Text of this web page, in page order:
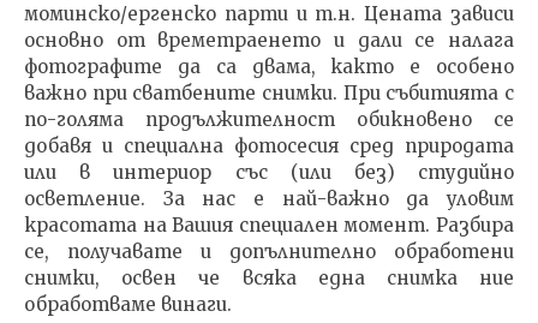
NOW VIEWING
ФОТОЗАСНЕМАНЕ
СПЕЦИАЛЕН ДЕН
25.04.2016
admin
моминско/ергенско парти и т.н. Цената зависи
основно от времетраенето и дали се налага
фотографите да са двама, както е особено
важно при сватбените снимки. При събитията с
по-голяма продължителност обикновено се
добавя и специална фотосесия сред природата
или в интериор със (или без) студийно
осветление. За нас е най-важно да уловим
красотата на Вашия специален момент. Разбира
се, получавате и допълнително обработени
снимки, освен че всяка една снимка ние
обработваме винаги.